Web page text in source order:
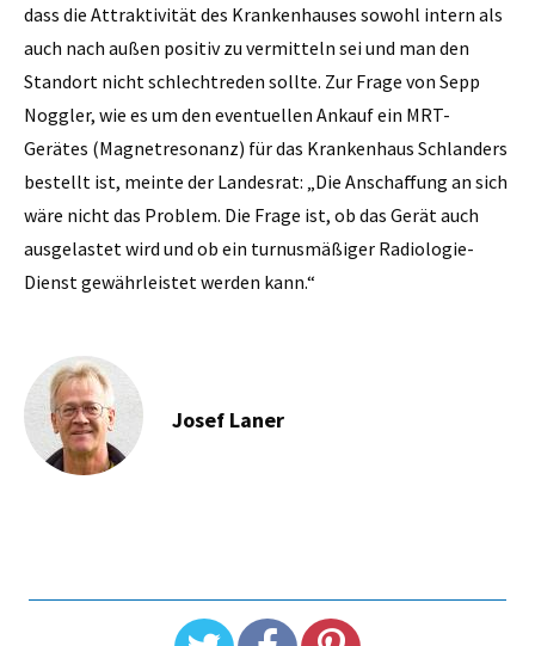
dass die Attraktivität des Krankenhauses sowohl intern als
auch nach außen positiv zu vermitteln sei und man den
Standort nicht schlechtreden sollte. Zur Frage von Sepp
Noggler, wie es um den eventuellen Ankauf ein MRT-
Gerätes (Magnetresonanz) für das Krankenhaus Schlanders
bestellt ist, meinte der Landesrat: „Die Anschaffung an sich
wäre nicht das Problem. Die Frage ist, ob das Gerät auch
ausgelastet wird und ob ein turnusmäßiger Radiologie-
Dienst gewährleistet werden kann.“
Josef Laner